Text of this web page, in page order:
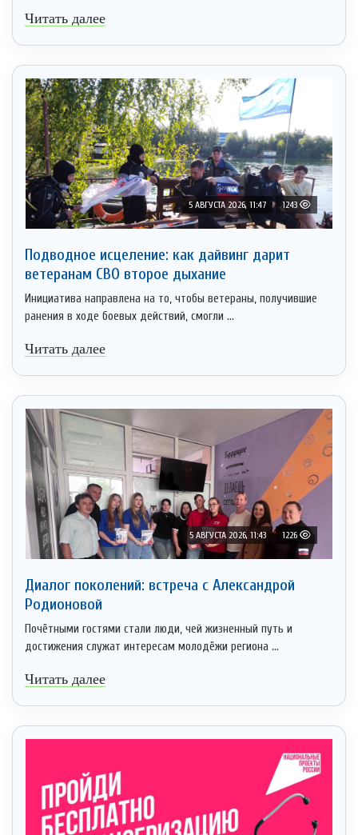
Читать далее
5 АВГУСТА 2026, 11:47 1243
Подводное исцеление: как дайвинг дарит
ветеранам СВО второе дыхание
Инициатива направлена на то, чтобы ветераны, получившие
ранения в ходе боевых действий, смогли ...
Читать далее
5 АВГУСТА 2026, 11:43 1226
Диалог поколений: встреча с Александрой
Родионовой
Почётными гостями стали люди, чей жизненный путь и
достижения служат интересам молодёжи региона ...
Читать далее